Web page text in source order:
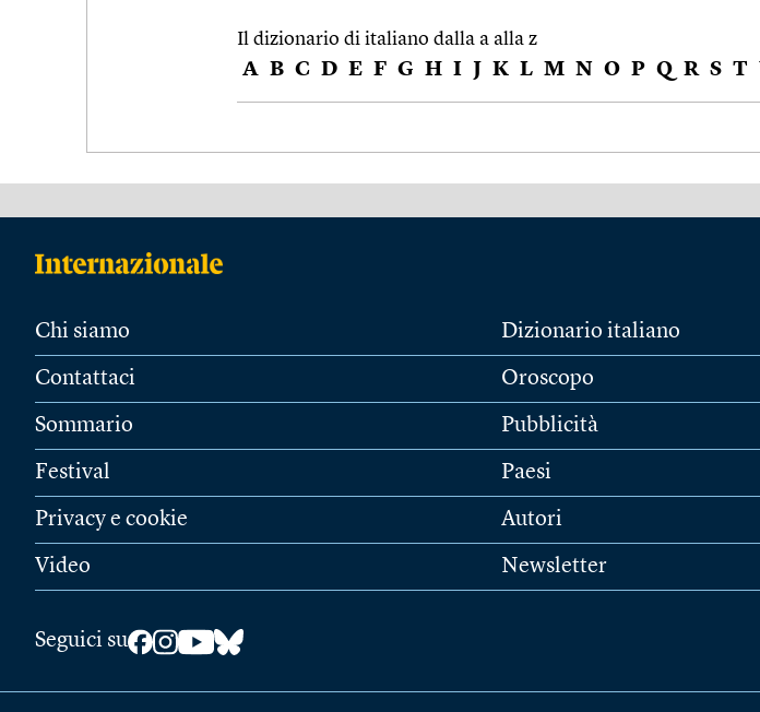
Il dizionario di italiano dalla a alla z
A B C D E F G H I J K L M N O P Q R S T
Chi siamo
Contattaci
Sommario
Festival
Privacy e cookie
Video
Dizionario italiano
Oroscopo
Pubblicità
Paesi
Autori
Newsletter
Seguici su